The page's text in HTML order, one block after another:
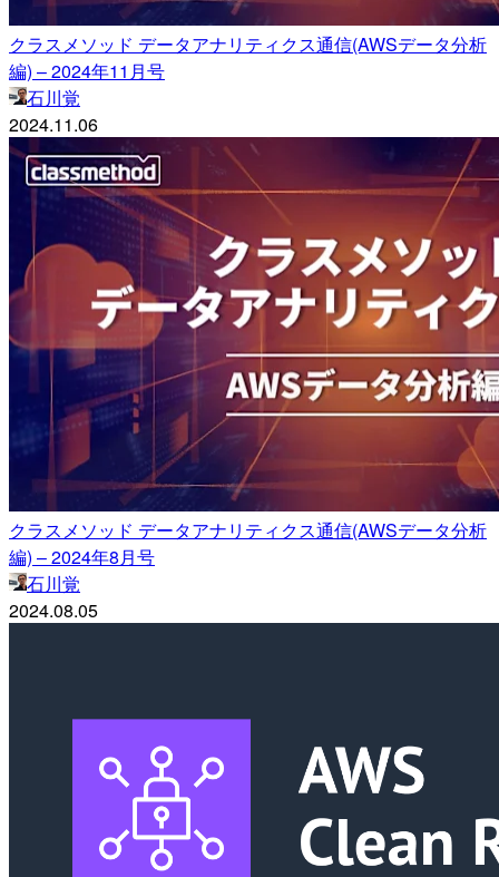
クラスメソッド データアナリティクス通信(AWSデータ分析
編) – 2024年11月号
石川覚
2024.11.06
クラスメソッド データアナリティクス通信(AWSデータ分析
編) – 2024年8月号
石川覚
2024.08.05